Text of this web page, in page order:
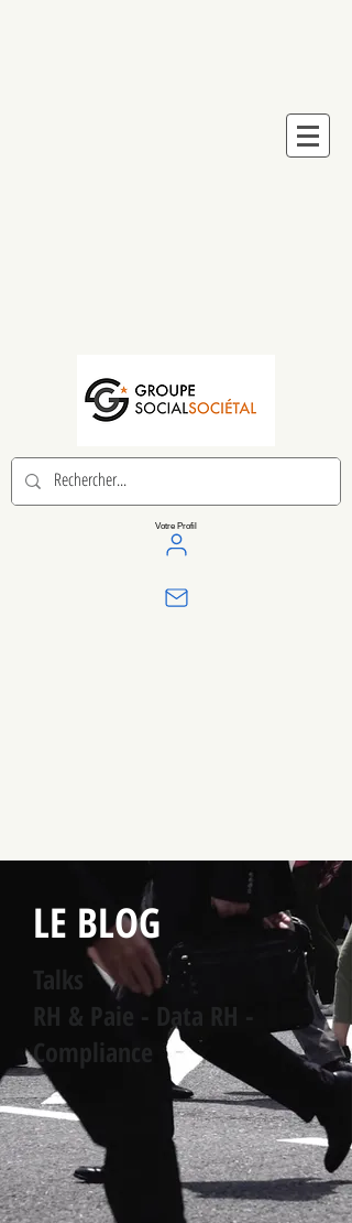
Votre Profil
LE BLOG
Talks
RH & Paie - Data RH -
Compliance